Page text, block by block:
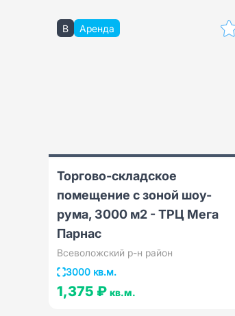
B Аренда
Торгово-складское
помещение с зоной шоу-
рума, 3000 м2 - ТРЦ Мега
Парнас
Всеволожский р-н район
3000 кв.м.
1,375 ₽ кв.м.